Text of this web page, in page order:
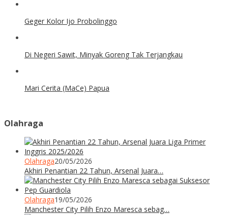
Geger Kolor Ijo Probolinggo
Di Negeri Sawit, Minyak Goreng Tak Terjangkau
Mari Cerita (MaCe) Papua
Olahraga
Olahraga20/05/2026
Akhiri Penantian 22 Tahun, Arsenal Juara…
Olahraga19/05/2026
Manchester City Pilih Enzo Maresca sebag…